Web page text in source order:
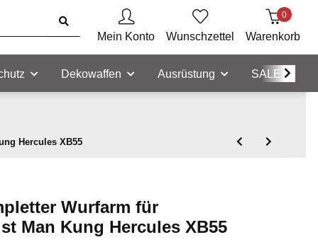
Mein Konto Wunschzettel
0
Warenkorb
Dekowaffen Ausrüstung SALE
Hercules XB55
Wurfarm für
Man Kung Hercules XB55